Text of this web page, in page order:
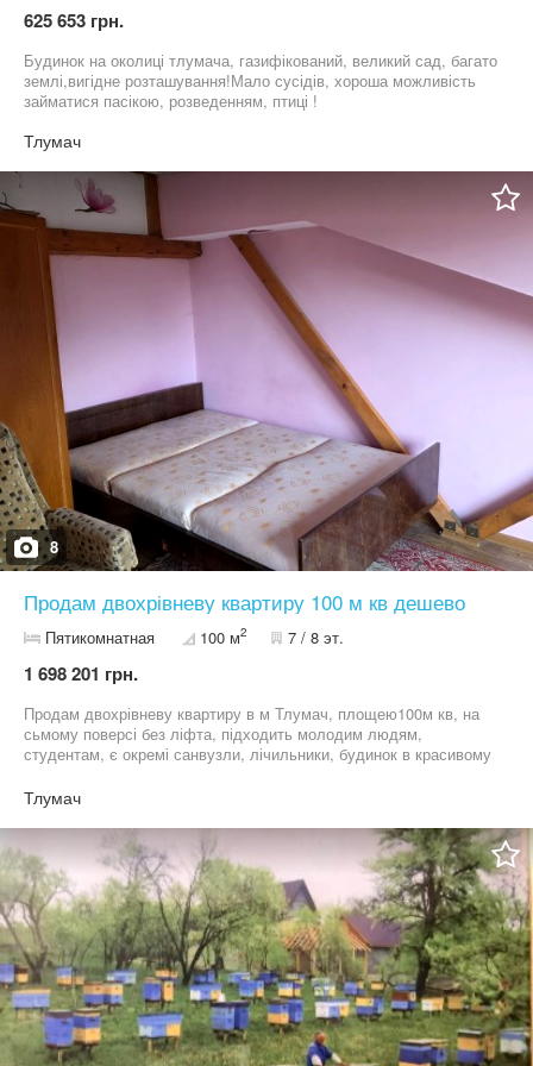
625 653 грн.
Будинок на околиці тлумача, газифікований, великий сад, багато
землі,вигідне розташування!Мало сусідів, хороша можливість
займатися пасікою, розведенням, птиці !
Тлумач
8
Продам двохрівневу квартиру 100 м кв дешево
Пятикомнатная 100 м2 7 / 8 эт.
1 698 201 грн.
Продам двохрівневу квартиру в м Тлумач, площею100м кв, на
сьмому поверсі без ліфта, підходить молодим людям,
студентам, є окремі санвузли, лічильники, будинок в красивому
Тлумач